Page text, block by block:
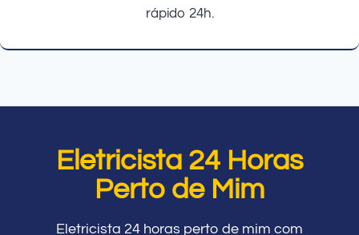
rápido 24h.
Eletricista 24 Horas
Perto de Mim
Eletricista 24 horas perto de mim com